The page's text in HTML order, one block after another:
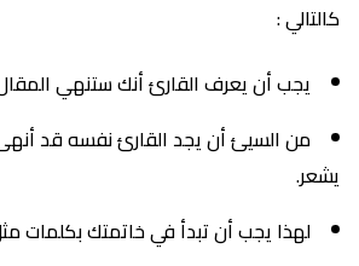
كالتالي :
يجب أن يعرف القارئ أنك ستنهي
من السيئ أن يجد القارئ نفسه قد
يشعر.
لهذا يجب أن تبدأ في خاتمتك بكلمات